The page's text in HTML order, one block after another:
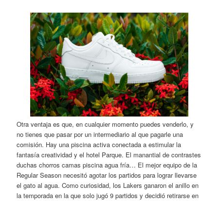
Otra ventaja es que, en cualquier momento puedes venderlo, y
no tienes que pasar por un intermediario al que pagarle una
comisión. Hay una piscina activa conectada a estimular la
fantasía creatividad y el hotel Parque. El manantial de contrastes
duchas chorros camas piscina agua fría… El mejor equipo de la
Regular Season necesitó agotar los partidos para lograr llevarse
el gato al agua. Como curiosidad, los Lakers ganaron el anillo en
la temporada en la que solo jugó 9 partidos y decidió retirarse en